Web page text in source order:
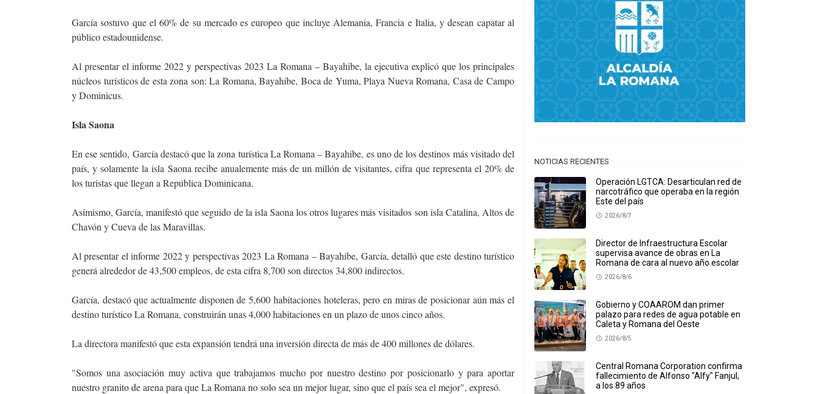
García sostuvo que el 60% de su mercado es europeo que incluye Alemania, Francia e Italia, y desean capatar al
público estadounidense.
Al presentar el informe 2022 y perspectivas 2023 La Romana – Bayahibe, la ejecutiva explicó que los principales
núcleos turísticos de esta zona son: La Romana, Bayahibe, Boca de Yuma, Playa Nueva Romana, Casa de Campo
y Dominicus.
Isla Saona
En ese sentido, García destacó que la zona turística La Romana – Bayahibe, es uno de los destinos más visitado del
país, y solamente la isla Saona recibe anualemente más de un millón de visitantes, cifra que representa el 20% de
los turistas que llegan a República Dominicana.
Asimismo, García, manifestó que seguido de la isla Saona los otros lugares más visitados son isla Catalina, Altos de
Chavón y Cueva de las Maravillas.
Al presentar el informe 2022 y perspectivas 2023 La Romana – Bayahibe, García, detalló que este destino turístico
generá alrededor de 43,500 empleos, de esta cifra 8,700 son directos 34,800 indirectos.
García, destacó que actualmente disponen de 5,600 habitaciones hoteleras, pero en miras de posicionar aún más el
destino turístico La Romana, construirán unas 4,000 habitaciones en un plazo de unos cinco años.
La directora manifestó que esta expansión tendrá una inversión directa de más de 400 millones de dólares.
"Somos una asociación muy activa que trabajamos mucho por nuestro destino por posicionarlo y para aportar
nuestro granito de arena para que La Romana no solo sea un mejor lugar, sino que el país sea el mejor", expresó.
NOTICIAS RECIENTES
Operación LGTCA: Desarticulan red de
narcotráfico que operaba en la región
Este del país
2026/8/7
Director de Infraestructura Escolar
supervisa avance de obras en La
Romana de cara al nuevo año escolar
2026/8/6
Gobierno y COAAROM dan primer
palazo para redes de agua potable en
Caleta y Romana del Oeste
2026/8/5
Central Romana Corporation confirma
fallecimiento de Alfonso "Alfy" Fanjul,
a los 89 años